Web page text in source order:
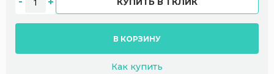
В КОРЗИНУ
Как купить